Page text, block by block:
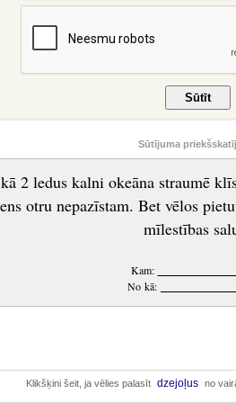
Sūtījuma
2 ledus kalni okeāna straumē
otru nepazīstam. Bet vēlos
mīlestības
Kam:
No kā:
Klikšķini šeit, ja vēlies palasīt dzejoļus no